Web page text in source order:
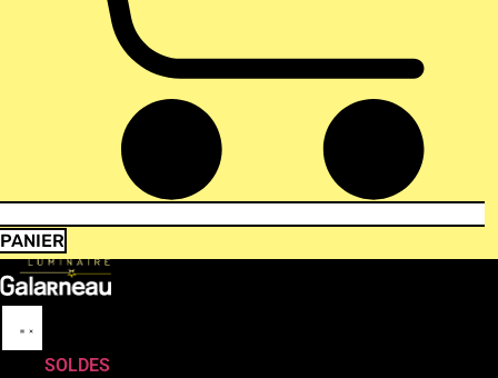
PANIER
SOLDES